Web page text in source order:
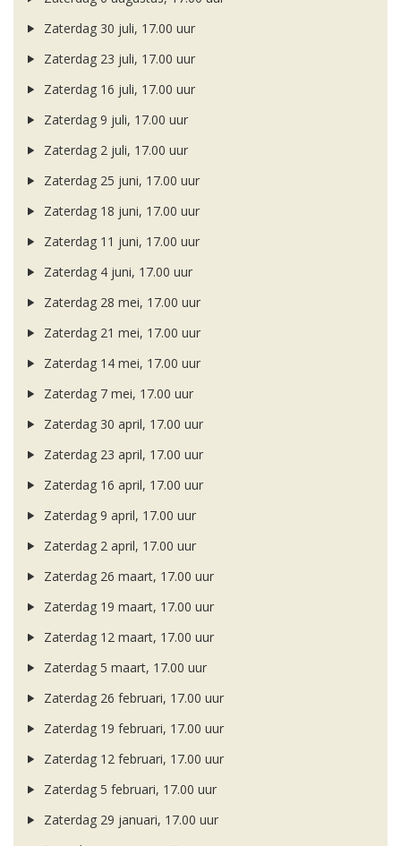
Zaterdag 30 juli, 17.00 uur
Zaterdag 23 juli, 17.00 uur
Zaterdag 16 juli, 17.00 uur
Zaterdag 9 juli, 17.00 uur
Zaterdag 2 juli, 17.00 uur
Zaterdag 25 juni, 17.00 uur
Zaterdag 18 juni, 17.00 uur
Zaterdag 11 juni, 17.00 uur
Zaterdag 4 juni, 17.00 uur
Zaterdag 28 mei, 17.00 uur
Zaterdag 21 mei, 17.00 uur
Zaterdag 14 mei, 17.00 uur
Zaterdag 7 mei, 17.00 uur
Zaterdag 30 april, 17.00 uur
Zaterdag 23 april, 17.00 uur
Zaterdag 16 april, 17.00 uur
Zaterdag 9 april, 17.00 uur
Zaterdag 2 april, 17.00 uur
Zaterdag 26 maart, 17.00 uur
Zaterdag 19 maart, 17.00 uur
Zaterdag 12 maart, 17.00 uur
Zaterdag 5 maart, 17.00 uur
Zaterdag 26 februari, 17.00 uur
Zaterdag 19 februari, 17.00 uur
Zaterdag 12 februari, 17.00 uur
Zaterdag 5 februari, 17.00 uur
Zaterdag 29 januari, 17.00 uur